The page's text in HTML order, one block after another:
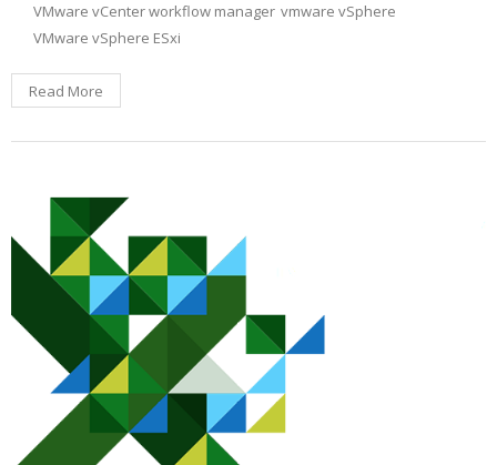
VMware vCenter workflow manager vmware vSphere
VMware vSphere ESxi
Read More